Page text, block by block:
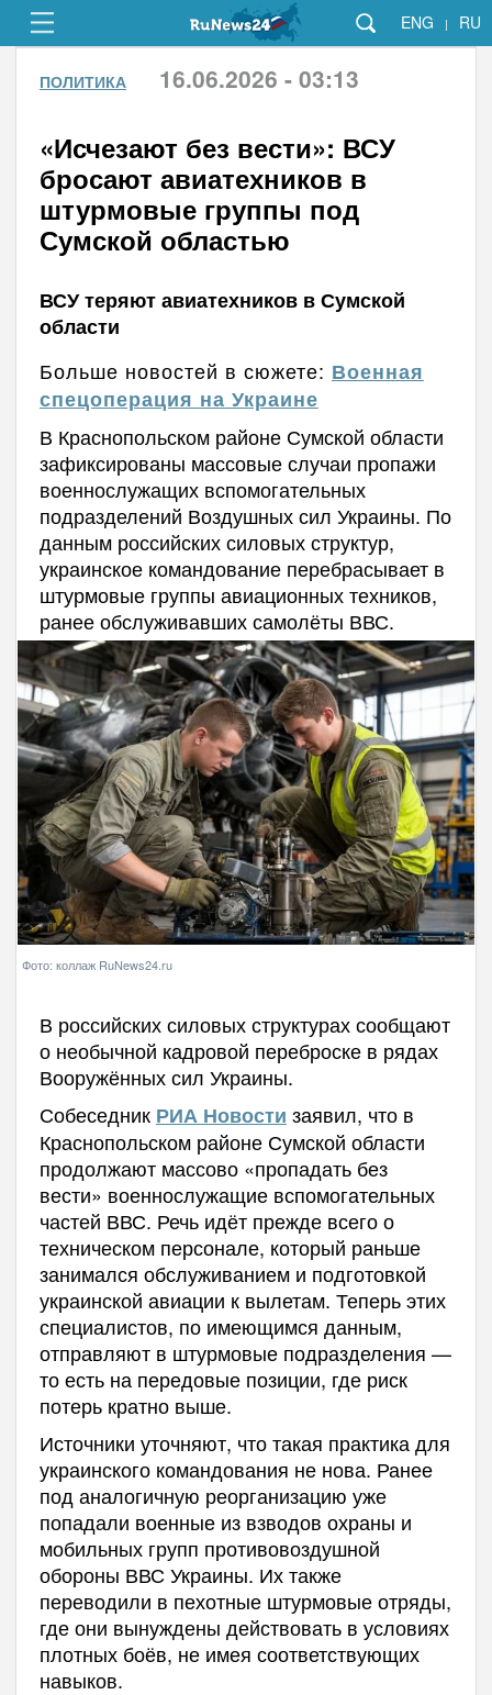
ENG | RU
ПОЛИТИКА 16.06.2026 - 03:13
«Исчезают без вести»: ВСУ
бросают авиатехников в
штурмовые группы под
Сумской областью
ВСУ теряют авиатехников в Сумской
области
Больше новостей в сюжете: Военная
спецоперация на Украине
В Краснопольском районе Сумской области
зафиксированы массовые случаи пропажи
военнослужащих вспомогательных
подразделений Воздушных сил Украины. По
данным российских силовых структур,
украинское командование перебрасывает в
штурмовые группы авиационных техников,
ранее обслуживавших самолёты ВВС.
Фото: коллаж RuNews24.ru
В российских силовых структурах сообщают
о необычной кадровой переброске в рядах
Вооружённых сил Украины.
Собеседник РИА Новости заявил, что в
Краснопольском районе Сумской области
продолжают массово «пропадать без
вести» военнослужащие вспомогательных
частей ВВС. Речь идёт прежде всего о
техническом персонале, который раньше
занимался обслуживанием и подготовкой
украинской авиации к вылетам. Теперь этих
специалистов, по имеющимся данным,
отправляют в штурмовые подразделения —
то есть на передовые позиции, где риск
потерь кратно выше.
Источники уточняют, что такая практика для
украинского командования не нова. Ранее
под аналогичную реорганизацию уже
попадали военные из взводов охраны и
мобильных групп противовоздушной
обороны ВВС Украины. Их также
переводили в пехотные штурмовые отряды,
где они вынуждены действовать в условиях
плотных боёв, не имея соответствующих
навыков.